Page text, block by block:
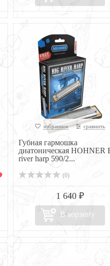
избранное сравнить
Губная гармошка
диатоническая HOHNER
river harp 590/2...
(0)
1 640 ₽
В корзину